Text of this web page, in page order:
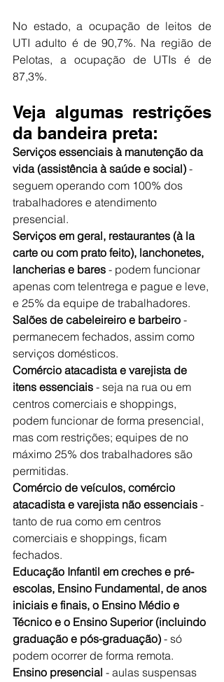
No estado, a ocupação de leitos de
UTI adulto é de 90,7%. Na região de
Pelotas, a ocupação de UTIs é de
87,3%.
Veja algumas restrições
da bandeira preta:
Serviços essenciais à manutenção da
vida (assistência à saúde e social) -
seguem operando com 100% dos
trabalhadores e atendimento
presencial.
Serviços em geral, restaurantes (à la
carte ou com prato feito), lanchonetes,
lancherias e bares - podem funcionar
apenas com telentrega e pague e leve,
e 25% da equipe de trabalhadores.
Salões de cabeleireiro e barbeiro -
permanecem fechados, assim como
serviços domésticos.
Comércio atacadista e varejista de
itens essenciais - seja na rua ou em
centros comerciais e shoppings,
podem funcionar de forma presencial,
mas com restrições; equipes de no
máximo 25% dos trabalhadores são
permitidas.
Comércio de veículos, comércio
atacadista e varejista não essenciais -
tanto de rua como em centros
comerciais e shoppings, ficam
fechados.
Educação Infantil em creches e pré-
escolas, Ensino Fundamental, de anos
iniciais e finais, o Ensino Médio e
Técnico e o Ensino Superior (incluindo
graduação e pós-graduação) - só
podem ocorrer de forma remota.
Ensino presencial - aulas suspensas